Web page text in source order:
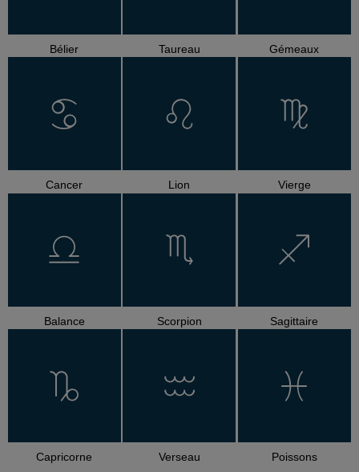
Bélier Taureau Gémeaux
Cancer Lion Vierge
Balance Scorpion Sagittaire
Capricorne Verseau Poissons